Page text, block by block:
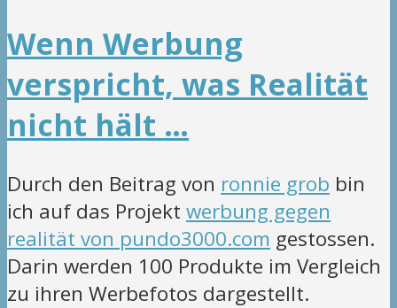
Wenn Werbung
verspricht, was Realität
nicht hält …
Durch den Beitrag von ronnie grob bin
ich auf das Projekt werbung gegen
realität von pundo3000.com gestossen.
Darin werden 100 Produkte im Vergleich
zu ihren Werbefotos dargestellt.